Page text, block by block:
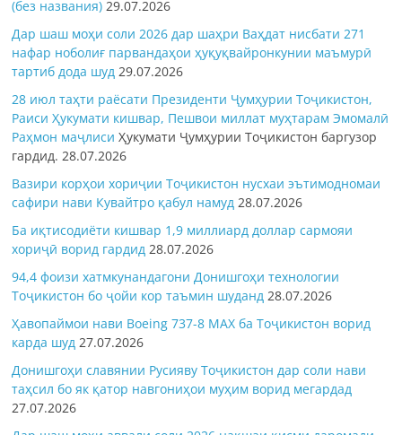
(без названия) 29.07.2026
Дар шаш моҳи соли 2026 дар шаҳри Ваҳдат нисбати 271
нафар ноболиғ парвандаҳои ҳуқуқвайронкунии маъмурӣ
тартиб дода шуд 29.07.2026
28 июл таҳти раёсати Президенти Ҷумҳурии Тоҷикистон,
Раиси Ҳукумати кишвар, Пешвои миллат муҳтарам Эмомалӣ
Раҳмон маҷлисиҲукумати Ҷумҳурии Тоҷикистон баргузор
гардид. 28.07.2026
Вазири корҳои хориҷии Тоҷикистон нусхаи эътимодномаи
сафири нави Кувайтро қабул намуд 28.07.2026
Ба иқтисодиёти кишвар 1,9 миллиард доллар сармояи
хориҷӣ ворид гардид 28.07.2026
94,4 фоизи хатмкунандагони Донишгоҳи технологии
Тоҷикистон бо ҷойи кор таъмин шуданд 28.07.2026
Ҳавопаймои нави Boeing 737-8 MAX ба Тоҷикистон ворид
карда шуд 27.07.2026
Донишгоҳи славянии Русияву Тоҷикистон дар соли нави
таҳсил бо як қатор навгониҳои муҳим ворид мегардад
27.07.2026